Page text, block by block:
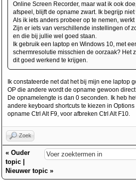
Online Screen Recorder, maar wat ik ook
afspeel, blijft de opname zwart. Ik begrijp niet
Als ik iets anders probeer op te nemen, werkt
Zijn er iets van verschillende instellingen of
en die bij jullie wel goed staan.
Ik gebruik een laptop en Windows 10, met
schermresolutie misschien de oorzaak? Het
dit goed werkend te krijgen.
Ik constateerde net dat het bij mijn ene laptop
OP die andere wordt de opname gewoon
De opnamelengte is dan 0 seconden. Ik heb
andere keyboard shortcuts te kiezen in
opname Ctrl Alt F9, voor afbreken Ctrl Alt F10.
Zoek
« Ouder
topic
Nieuwer topic »